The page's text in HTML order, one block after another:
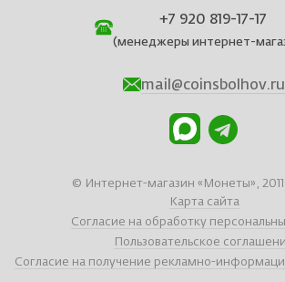
+7 920 819-17-17
(менеджеры интернет-
mail@coinsbolhov.ru
© Интернет-магазин «Монеты», 2011
Карта сайта
Согласие на обработку
Пользовательское
Согласие на получение рекламно-